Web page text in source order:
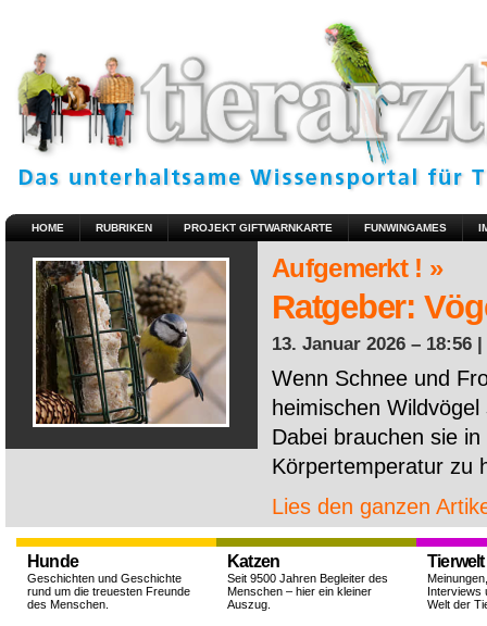
HOME RUBRIKEN PROJEKT GIFTWARNKARTE FUNWINGAMES
Aufgemerkt ! »
Ratgeber:
13. Januar 2026 – 18:56 |
Wenn Schnee und
heimischen
Dabei brauchen sie
Körpertemperatur zu
Lies den ganzen
Hunde
Geschichten und Geschichte
rund um die treuesten Freunde
des Menschen.
Katzen
Seit 9500 Jahren Begleiter des
Menschen – hier ein kleiner
Auszug.
Tierwelt
Interviews
Welt der